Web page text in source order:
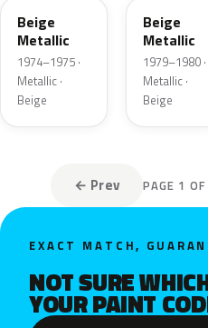
Beige
Metallic
1974–1975 ·
Metallic ·
Beige
Beige
Metallic
1979–1980 ·
Metallic ·
Beige
← Prev PAGE 1
EXACT MATCH,
NOT SURE
YOUR PAINT